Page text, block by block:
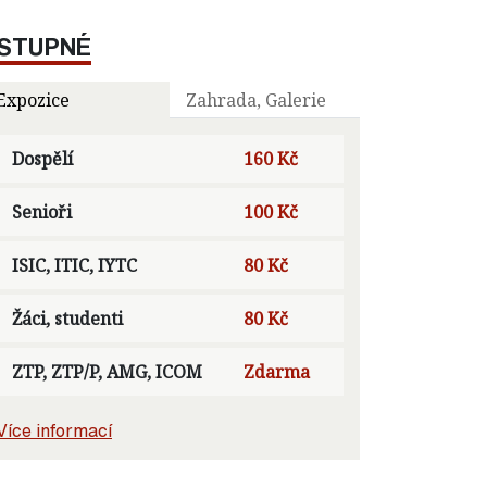
Zahrada, Galerie
Dospělí 160 Kč
Senioři 100 Kč
ISIC, ITIC, IYTC 80 Kč
Žáci, studenti 80 Kč
ZTP, ZTP/P, AMG, ICOM Zdarma
informací